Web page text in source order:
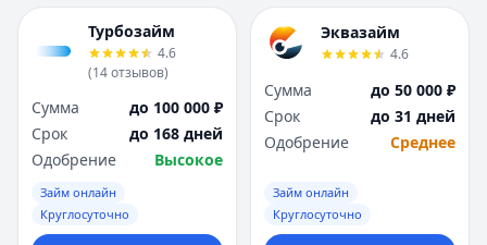
Турбозайм
4.6
(14отзывов)
Сумма
до 100 000 ₽
Срок
до 168 дней
Одобрение
Высокое
Займ онлайн
Круглосуточно
Эквазайм
4.6
Сумма
до 50 000 ₽
Срок
до 31 дней
Одобрение
Среднее
Займ онлайн
Круглосуточно